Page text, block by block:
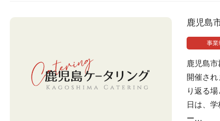
鹿児島
事業
鹿児島
開催さ
り返る
日は、
ー…